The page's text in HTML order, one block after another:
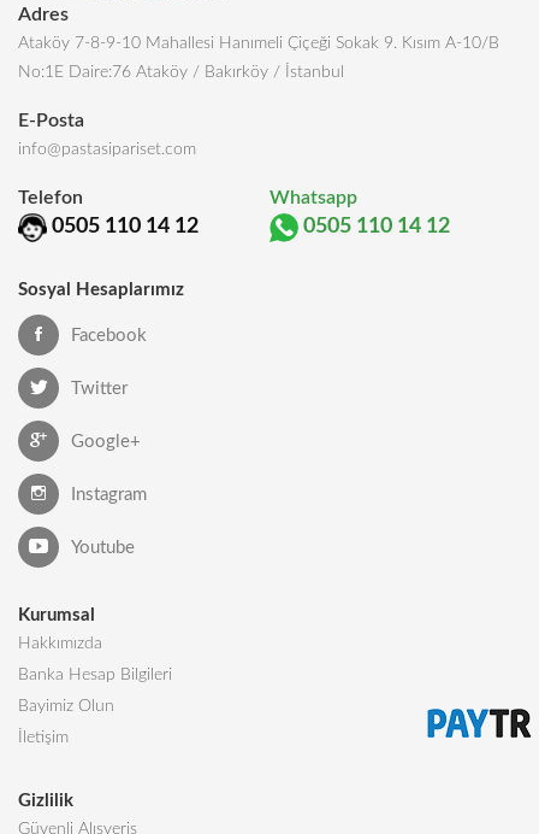
Adres
Ataköy 7-8-9-10 Mahallesi Hanımeli Çiçeği Sokak 9. Kısım A-10/B
No:1E Daire:76 Ataköy / Bakırköy / İstanbul
E-Posta
info@pastasipariset.com
Telefon
0505 110 14 12
Whatsapp
0505 110 14 12
Sosyal Hesaplarımız
Facebook
Twitter
Google+
Instagram
Youtube
Kurumsal
Hakkımızda
Banka Hesap Bilgileri
Bayimiz Olun
İletişim
Gizlilik
Güvenli Alışveriş